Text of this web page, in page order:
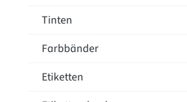
Tinten
Farbbänder
Etiketten